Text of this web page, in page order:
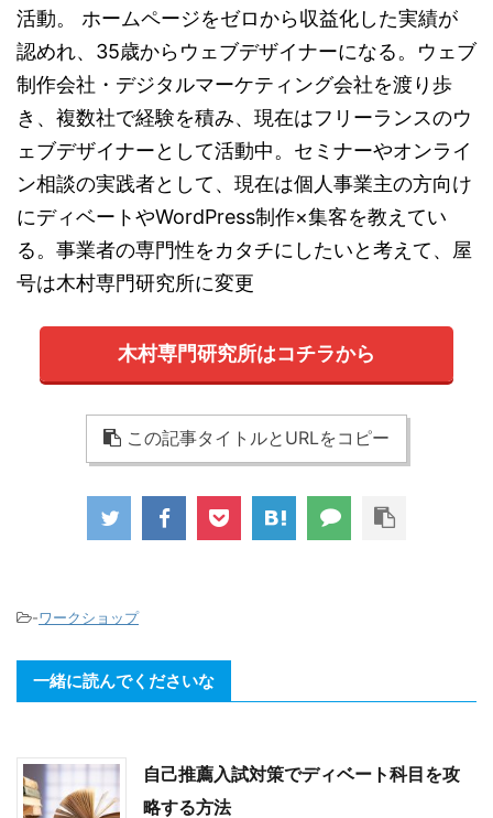
活動。 ホームページをゼロから収益化した実績が
認めれ、35歳からウェブデザイナーになる。ウェブ
制作会社・デジタルマーケティング会社を渡り歩
き、複数社で経験を積み、現在はフリーランスのウ
ェブデザイナーとして活動中。セミナーやオンライ
ン相談の実践者として、現在は個人事業主の方向け
にディベートやWordPress制作×集客を教えてい
る。事業者の専門性をカタチにしたいと考えて、屋
号は木村専門研究所に変更
木村専門研究所はコチラから
この記事タイトルとURLをコピー
-ワークショップ
一緒に読んでくださいな
自己推薦入試対策でディベート科目を攻
略する方法